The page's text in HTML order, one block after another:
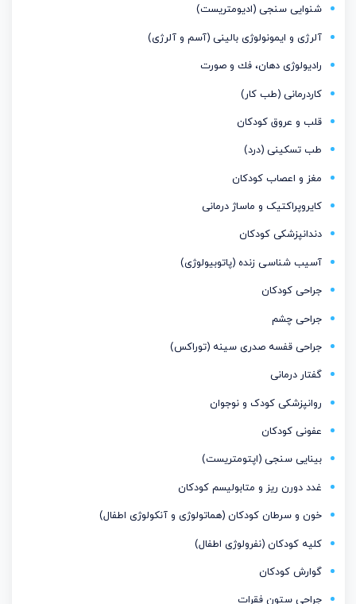
شنوایی سنجی (ادیومتریست)
آلرژی و ایمونولوژی بالینی (آسم و آلرژی)
رادیولوژی دهان، فك و صورت
کاردرمانی (طب کار)
قلب و عروق کودکان
طب تسکینی (درد)
مغز و اعصاب كودكان
کایروپراکتیک و ماساژ درمانی
دندانپزشکی کودکان
آسیب شناسی زنده (پاتوبیولوژی)
جراحی کودکان
جراحی چشم
جراحی قفسه صدری سینه (توراکس)
گفتار درمانی
روانپزشکی کودک و نوجوان
عفونی کودکان
بینایی سنجی (اپتومتریست)
غدد دورن ریز و متابولیسم كودكان
خون و سرطان کودکان (هماتولوژی و آنکولوژی اطفال)
کلیه کودکان (نفرولوژی اطفال)
گوارش کودکان
جراحی ستون فقرات